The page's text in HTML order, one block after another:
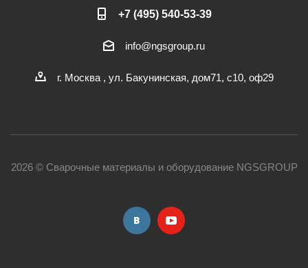
+7 (495) 540-53-39
info@ngsgroup.ru
г. Москва , ул. Бакунинская, дом71, с10, оф29
2026 © Сварочные материалы и оборудование NGSGROUP